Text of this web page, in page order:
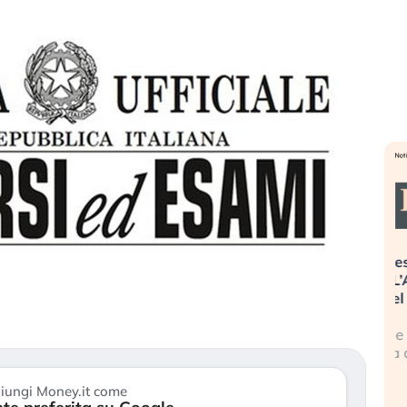
Money.it come
retail (…)
sempre più sganciata dall’economia
reale. (…)